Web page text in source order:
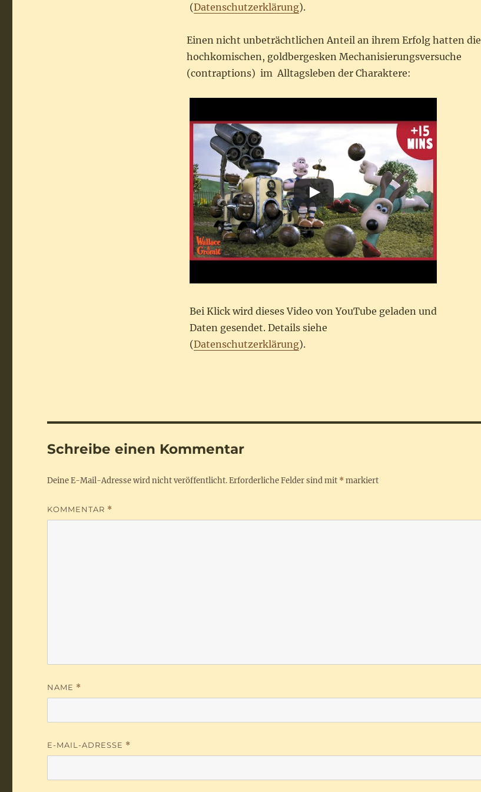
(Datenschutzerklärung).
Einen nicht unbeträchtlichen Anteil an ihrem Erfolg hatten die
hochkomischen, goldbergesken Mechanisierungsversuche
(contraptions) im Alltagsleben der Charaktere:
Bei Klick wird dieses Video von YouTube geladen und
Daten gesendet. Details siehe
(Datenschutzerklärung).
Schreibe einen Kommentar
Deine E-Mail-Adresse wird nicht veröffentlicht.Erforderliche Felder sind mit * markiert
KOMMENTAR *
NAME *
E-MAIL-ADRESSE *